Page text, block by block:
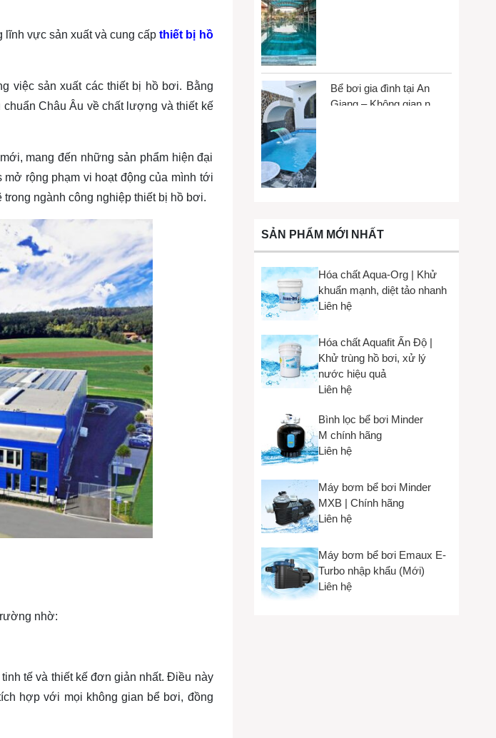
lĩnh vực sản xuất và cung cấpthiết bị hồ
việc sản xuất các thiết bị hồ bơi. Bằng
Châu Âu về chất lượng và thiết kế
mang đến những sản phẩm hiện đại
rộng phạm vi hoạt động của mình tới
ngành công nghiệp thiết bị hồ bơi.
nhờ:
tế và thiết kế đơn giản nhất. Điều này
hợp với mọi không gian bể bơi, đồng
Bể bơi gia đình tại An
Giang – Không gian nhỏ,
SẢN PHẨM MỚI NHẤT
Hóa chất Aqua-Org | Khử
khuẩn mạnh, diệt tảo nhanh
Liên hệ
Hóa chất Aquafit Ấn Độ |
Khử trùng hồ bơi, xử lý
nước hiệu quả
Liên hệ
Bình lọc bể bơi Minder
M chính hãng
Liên hệ
Máy bơm bể bơi Minder
MXB | Chính hãng
Liên hệ
Máy bơm bể bơi Emaux E-
Turbo nhập khẩu (Mới)
Liên hệ